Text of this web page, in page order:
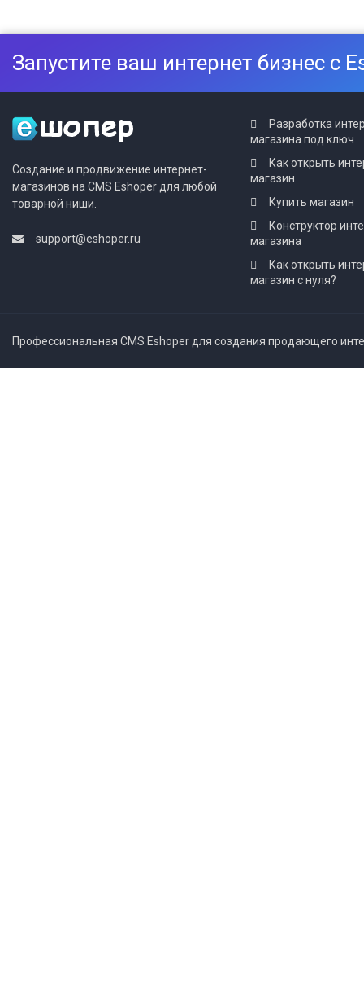
Запустите ваш интернет бизнес с
Создание и продвижение интернет-
магазинов на CMS Eshoper для любой
товарной ниши.
support@eshoper.ru
Разработка
магазина под ключ
Как открыть
магазин
Купить магазин
Конструктор
магазина
Как открыть
магазин с нуля?
Профессиональная CMS Eshoper для создания продающего